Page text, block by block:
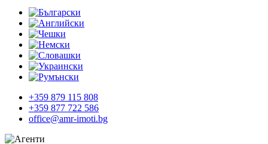
+359 879 115 808
+359 877 722 586
office@amr-imoti.bg